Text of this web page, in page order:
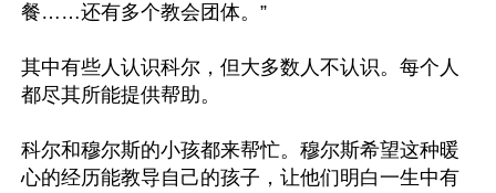
餐……还有多个教会团体。”
其中有些人认识科尔，但大多数人不认识。每个人
都尽其所能提供帮助。
科尔和穆尔斯的小孩都来帮忙。穆尔斯希望这种暖
心的经历能教导自己的孩子，让他们明白一生中有